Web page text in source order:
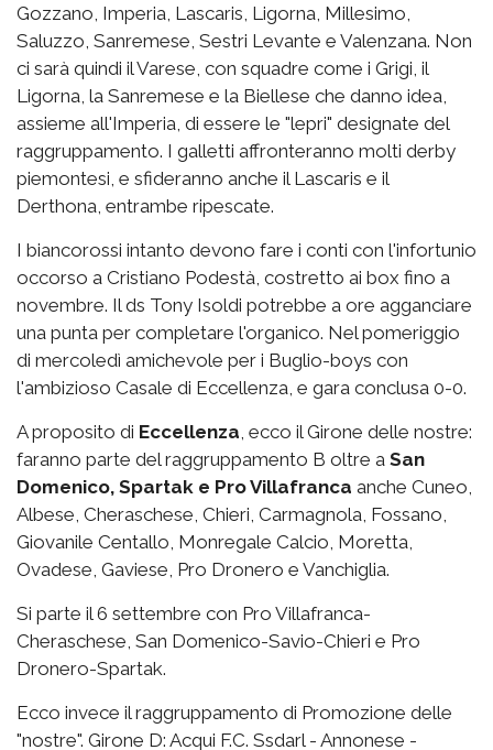
Gozzano, Imperia, Lascaris, Ligorna, Millesimo,
Saluzzo, Sanremese, Sestri Levante e Valenzana. Non
ci sarà quindi il Varese, con squadre come i Grigi, il
Ligorna, la Sanremese e la Biellese che danno idea,
assieme all'Imperia, di essere le "lepri" designate del
raggruppamento. I galletti affronteranno molti derby
piemontesi, e sfideranno anche il Lascaris e il
Derthona, entrambe ripescate.
I biancorossi intanto devono fare i conti con l'infortunio
occorso a Cristiano Podestà, costretto ai box fino a
novembre. Il ds Tony Isoldi potrebbe a ore agganciare
una punta per completare l'organico. Nel pomeriggio
di mercoledì amichevole per i Buglio-boys con
l'ambizioso Casale di Eccellenza, e gara conclusa 0-0.
A proposito di Eccellenza , ecco il Girone delle nostre:
faranno parte del raggruppamento B oltre a San
Domenico, Spartak e Pro Villafranca anche Cuneo,
Albese, Cheraschese, Chieri, Carmagnola, Fossano,
Giovanile Centallo, Monregale Calcio, Moretta,
Ovadese, Gaviese, Pro Dronero e Vanchiglia.
Si parte il 6 settembre con Pro Villafranca-
Cheraschese, San Domenico-Savio-Chieri e Pro
Dronero-Spartak.
Ecco invece il raggruppamento di Promozione delle
"nostre". Girone D: Acqui F.C. Ssdarl - Annonese -